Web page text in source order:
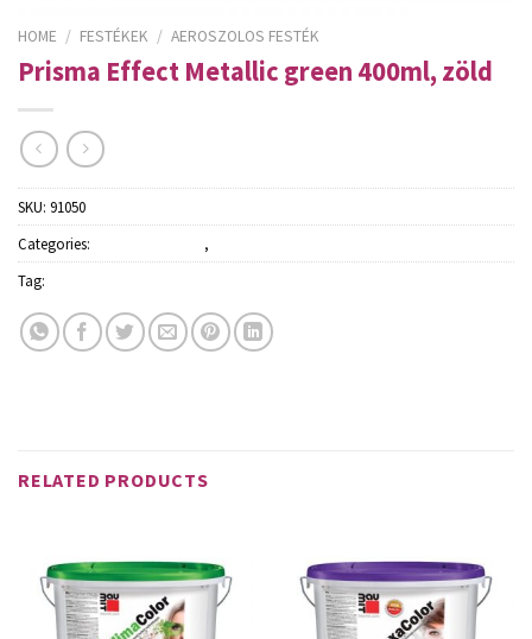
HOME / FESTÉKEK / AEROSZOLOS FESTÉK
Prisma Effect Metallic green 400ml, zöld
SKU: 91050
Categories:
,
Tag:
RELATED PRODUCTS